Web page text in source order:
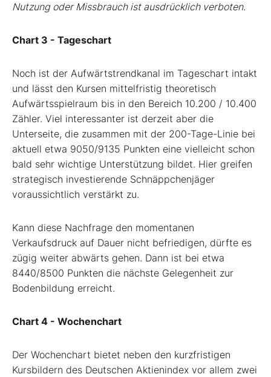
Nutzung oder Missbrauch ist ausdrücklich verboten.
Chart 3 - Tageschart
Noch ist der Aufwärtstrendkanal im Tageschart intakt
und lässt den Kursen mittelfristig theoretisch
Aufwärtsspielraum bis in den Bereich 10.200 / 10.400
Zähler. Viel interessanter ist derzeit aber die
Unterseite, die zusammen mit der 200-Tage-Linie bei
aktuell etwa 9050/9135 Punkten eine vielleicht schon
bald sehr wichtige Unterstützung bildet. Hier greifen
strategisch investierende Schnäppchenjäger
voraussichtlich verstärkt zu.
Kann diese Nachfrage den momentanen
Verkaufsdruck auf Dauer nicht befriedigen, dürfte es
zügig weiter abwärts gehen. Dann ist bei etwa
8440/8500 Punkten die nächste Gelegenheit zur
Bodenbildung erreicht.
Chart 4 - Wochenchart
Der Wochenchart bietet neben den kurzfristigen
Kursbildern des Deutschen Aktienindex vor allem zwei